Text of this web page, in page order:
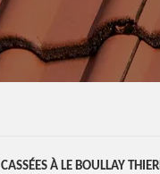
À LE BOULLAY